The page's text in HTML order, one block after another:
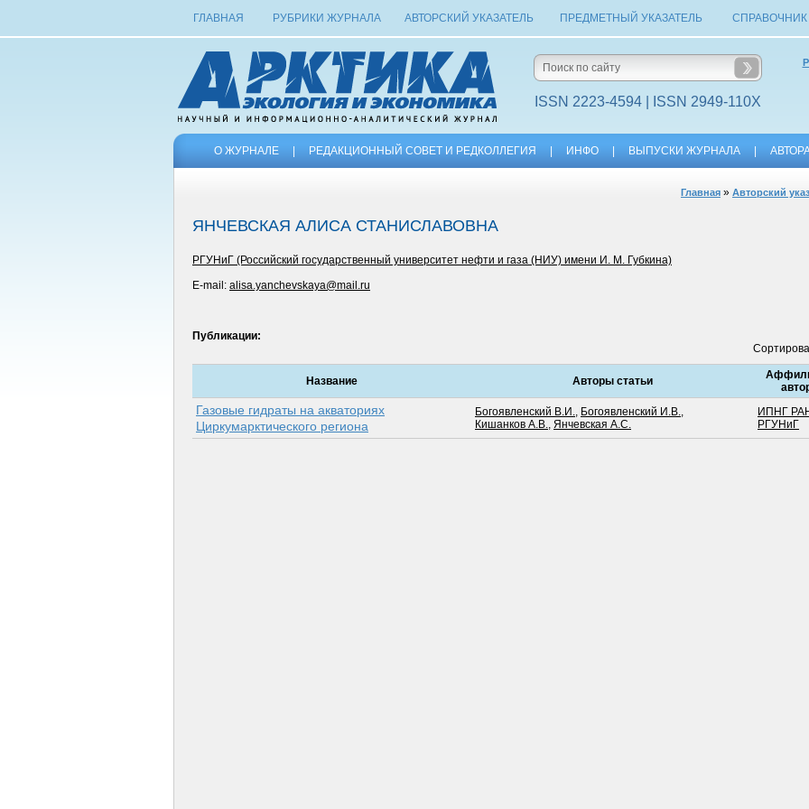
ГЛАВНАЯ РУБРИКИ ЖУРНАЛА АВТОРСКИЙ УКАЗАТЕЛЬ ПРЕДМЕТНЫЙ УКАЗАТЕЛЬ
ISSN 2223-4594 | ISSN 2949-110X
О ЖУРНАЛЕ РЕДАКЦИОННЫЙ СОВЕТ И РЕДКОЛЛЕГИЯ ИНФО ВЫПУСКИ ЖУРНАЛА
Главная » Авторский
ЯНЧЕВСКАЯ АЛИСА СТАНИСЛАВОВНА
РГУНиГ (Российский государственный университет нефти и газа (НИУ) имени И. М. Губкина)
E-mail: alisa.yanchevskaya@mail.ru
Публикации:
Название Авторы статьи
Газовые гидраты на акваториях
Циркумарктического региона
Богоявленский В.И., Богоявленский И.В.,
Кишанков А.В., Янчевская А.С.
ИПНГ
РГУНиГ